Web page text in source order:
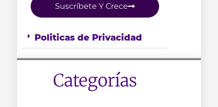
Suscríbete Y Crece
Politicas de Privacidad
Categorías